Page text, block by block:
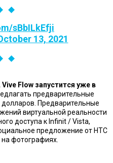
sBbILkEfji
13, 2021
Vive Flow запустится уже в
предварительные
долларов. Предварительные
виртуальной реальности
доступа к Infinit / Vista,
предложение от HTC
фотографиях.